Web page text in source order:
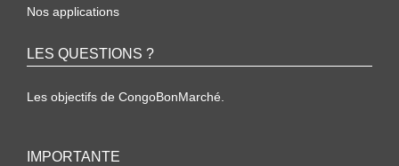
Nos applications
LES QUESTIONS ?
Les objectifs de CongoBonMarché.
IMPORTANTE